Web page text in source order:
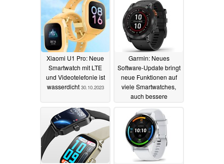
Xiaomi U1 Pro: Neue
Smartwatch mit LTE
und Videotelefonie ist
wasserdicht 30.10.2023
Garmin: Neues
Software-Update bringt
neue Funktionen auf
viele Smartwatches,
auch bessere
29.10.2023